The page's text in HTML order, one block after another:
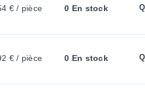
€ / pièce 0 En stock
€ / pièce 0 En stock